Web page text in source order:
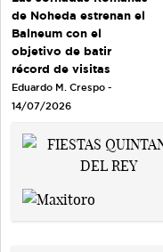
de Noheda estrenan el
Balneum con el
objetivo de batir
récord de visitas
Eduardo M. Crespo -
14/07/2026